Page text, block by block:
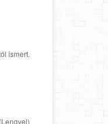
ismert.